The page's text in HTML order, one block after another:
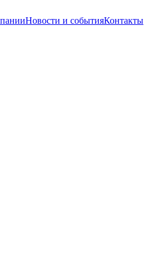
Новости и событияКонтакты